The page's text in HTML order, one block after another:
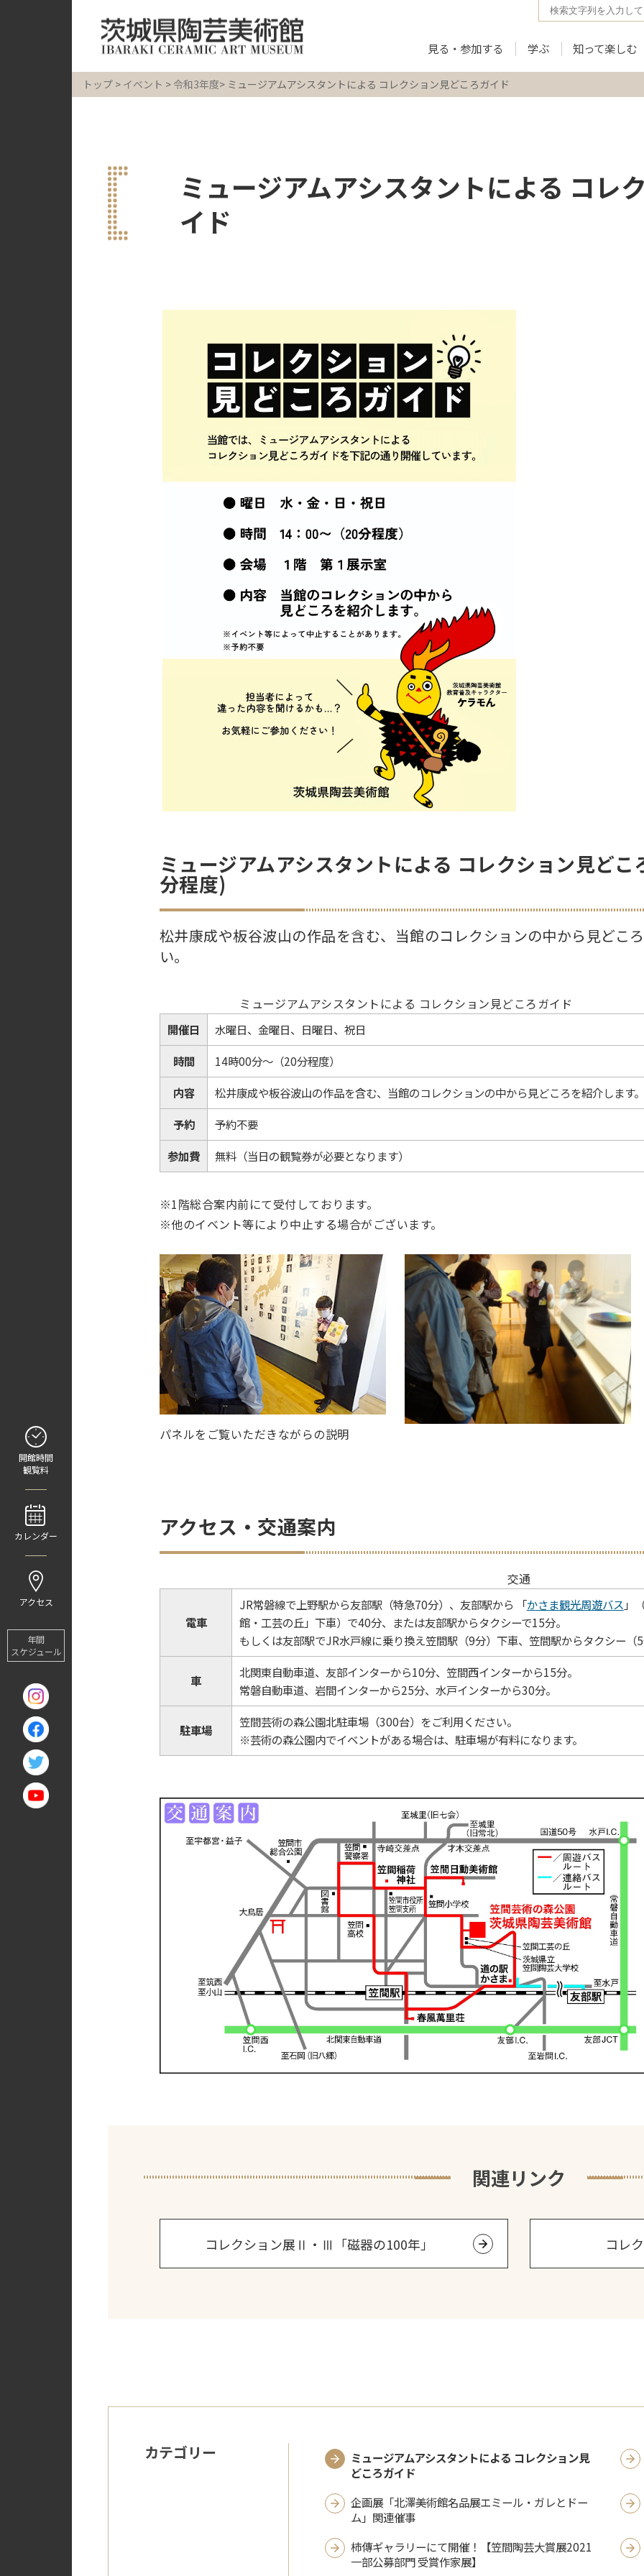
見る・参加する 学ぶ 知って楽しむ
開館時間
観覧料
カレンダー
アクセス
年間
スケジュール
トップ > イベント > 令和3年度> ミュージアムアシスタントによる コレクション見どころガイド
ミュージアムアシスタントによる コレ
イド
ミュージアムアシスタントによる コレクション見ど
分程度)
松井康成や板谷波山の作品を含む、当館のコレクションの中から見どこ
い。
ミュージアムアシスタントによる コレクション見どころガイド
開催日
水曜日、金曜日、日曜日、祝日
時間
14時00分～（20分程度）
内容
松井康成や板谷波山の作品を含む、当館のコレクションの中から見どころを紹介します。
予約
予約不要
参加費
無料（当日の観覧券が必要となります）
※1階総合案内前にて受付しております。
※他のイベント等により中止する場合がございます。
パネルをご覧いただきながらの説明
アクセス・交通案内
交通
電車
JR常磐線で上野駅から友部駅（特急70分）、友部駅から 「かさま観光周遊バス 」
館・工芸の丘」下車）で40分、または友部駅からタクシーで15分。
もしくは友部駅でJR水戸線に乗り換え笠間駅（9分）下車、笠間駅からタクシー（
車
北関東自動車道、友部インターから10分、笠間西インターから15分。
常磐自動車道、岩間インターから25分、水戸インターから30分。
駐車場
笠間芸術の森公園北駐車場（300台）をご利用ください。
※芸術の森公園内でイベントがある場合は、駐車場が有料になります。
関連リンク
コレクション展Ⅱ・Ⅲ「磁器の100年」 コレ
カテゴリー
ミュージアムアシスタントによる コレクション見
どころガイド
企画展「北澤美術館名品展エミール・ガレとドー
ム」関連催事
柿傳ギャラリーにて開催！【笠間陶芸大賞展2021
一部公募部門 受賞作家展】